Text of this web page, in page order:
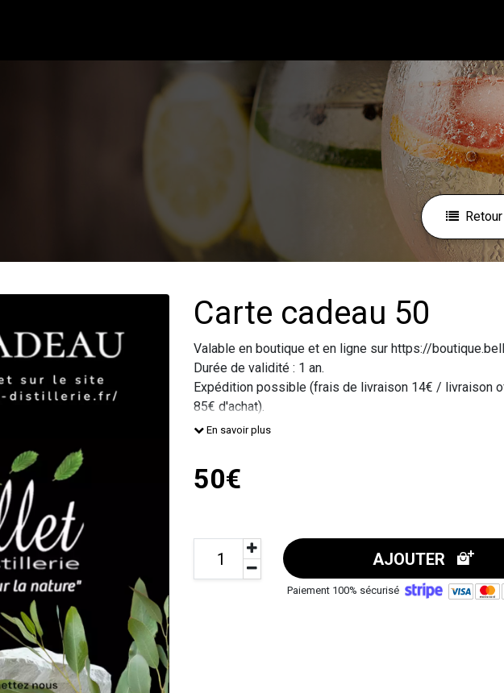
Carte cadeau 50
Valable en boutique et en ligne sur https://
Durée de validité : 1 an.
Expédition possible (frais de livraison 14€ / livraison
85€ d'achat).
En ligne sélectionner le mode de paiement “par
En savoir plus
50€
AJOUTER
Paiement 100% sécurisé